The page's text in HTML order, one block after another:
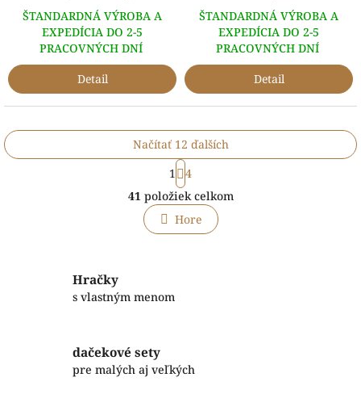
ŠTANDARDNÁ VÝROBA A
EXPEDÍCIA DO 2-5
PRACOVNÝCH DNÍ
Detail
ŠTANDARDNÁ VÝROBA A
EXPEDÍCIA DO 2-5
PRACOVNÝCH DNÍ
Detail
O
v
l
á
k
Načítať 12 ďalších
S
t
r
á
n
k
1
4
41 položiek celkom
Hore
Hračky
s vlastným menom
dačekové sety
pre malých aj veľkých